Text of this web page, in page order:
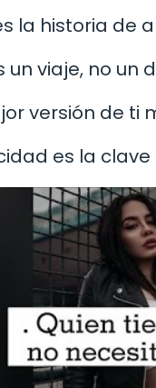
la historia de
un viaje, no un
versión de
es la